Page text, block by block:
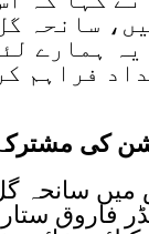
سانحہ
ہمارے
فراہم
کی
سانحہ
لیڈر فاروق